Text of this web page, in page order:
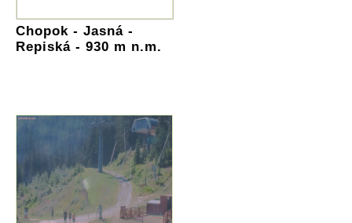
Chopok - Jasná -
Repiská - 930 m n.m.